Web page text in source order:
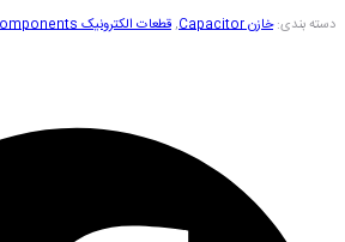
دسته بندی:خازن Capacitor ,قطعات الکترونیک Electronic Components